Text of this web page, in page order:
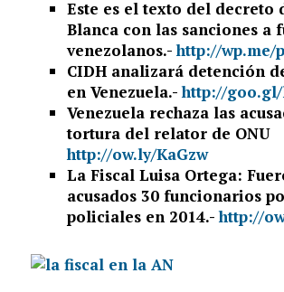
Este es el texto del decreto
Blanca con las sanciones a
venezolanos.-http://wp.me/
CIDH analizará detención
en Venezuela.-http://
Venezuela rechaza las
tortura del relator de ONU
http://ow.ly/KaGzw
La Fiscal Luisa Ortega:
acusados 30 funcionarios
policiales en 2014.-http://